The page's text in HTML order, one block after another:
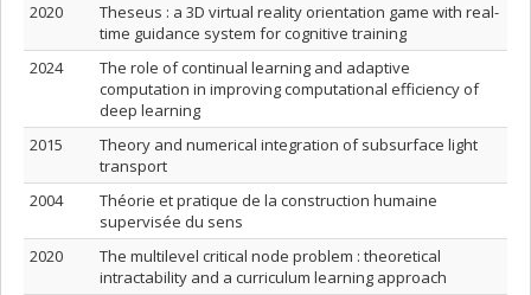
2020
Theseus : a 3D virtual reality orientation game with real-
time guidance system for cognitive training
2024
The role of continual learning and adaptive
computation in improving computational efficiency of
deep learning
2015
Theory and numerical integration of subsurface light
transport
2004
Théorie et pratique de la construction humaine
supervisée du sens
2020
The multilevel critical node problem : theoretical
intractability and a curriculum learning approach